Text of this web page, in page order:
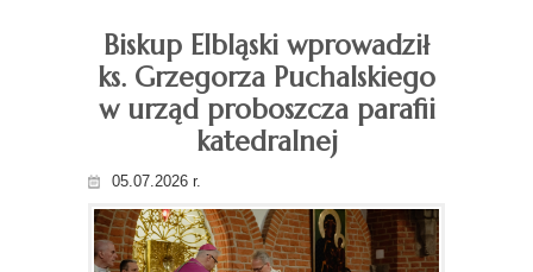
Biskup Elbląski wprowadził
ks. Grzegorza Puchalskiego
w urząd proboszcza parafii
katedralnej
05.07.2026 r.